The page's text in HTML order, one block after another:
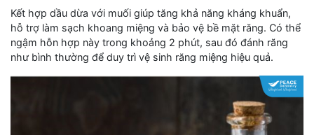
Kết hợp dầu dừa với muối giúp tăng khả năng kháng khuẩn,
hỗ trợ làm sạch khoang miệng và bảo vệ bề mặt răng. Có thể
ngậm hỗn hợp này trong khoảng 2 phút, sau đó đánh răng
như bình thường để duy trì vệ sinh răng miệng hiệu quả.